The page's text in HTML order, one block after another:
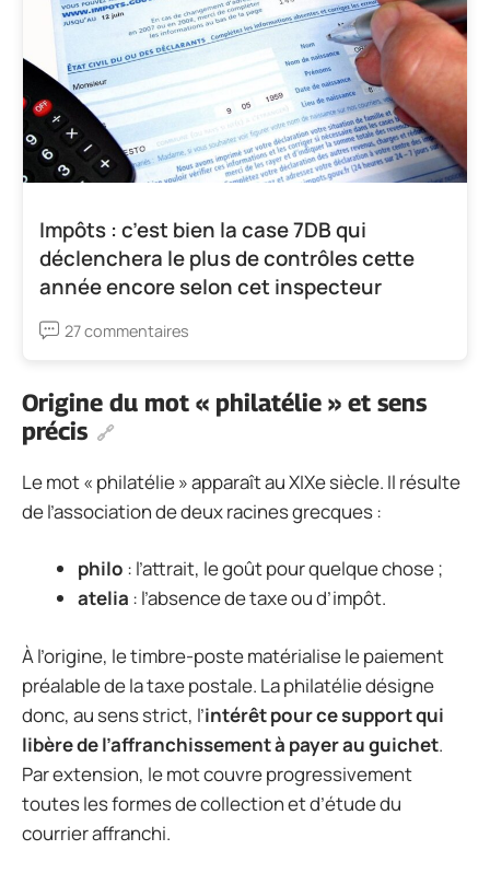
Impôts : c’est bien la case 7DB qui
déclenchera le plus de contrôles cette
année encore selon cet inspecteur
27 commentaires
Origine du mot « philatélie » et sens
précis
Le mot « philatélie » apparaît au XIXe siècle. Il résulte
de l’association de deux racines grecques :
philo : l’attrait, le goût pour quelque chose ;
atelia : l’absence de taxe ou d’impôt.
À l’origine, le timbre-poste matérialise le paiement
préalable de la taxe postale. La philatélie désigne
donc, au sens strict, l’intérêt pour ce support qui
libère de l’affranchissement à payer au guichet.
Par extension, le mot couvre progressivement
toutes les formes de collection et d’étude du
courrier affranchi.